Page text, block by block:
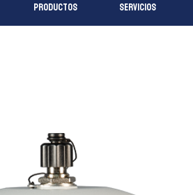
Productos Servicios